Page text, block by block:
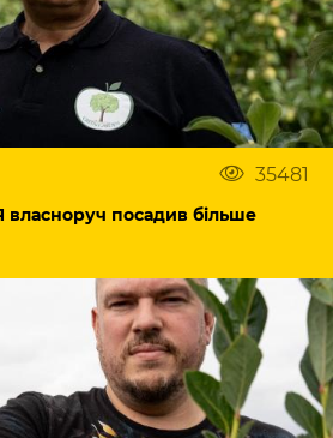
35481
посадив більше